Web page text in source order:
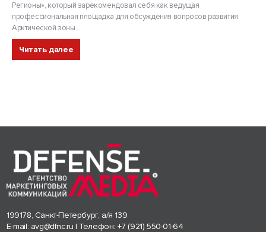
Регионы», который зарекомендовал себя как ведущая
профессиональная площадка для обсуждения вопросов развития
Арктической зоны...
Читать далее
199178, Санкт-Петербург, а/я 139
E-mail: avg@dfnc.ru | Телефон: +7 (921) 550-01-64